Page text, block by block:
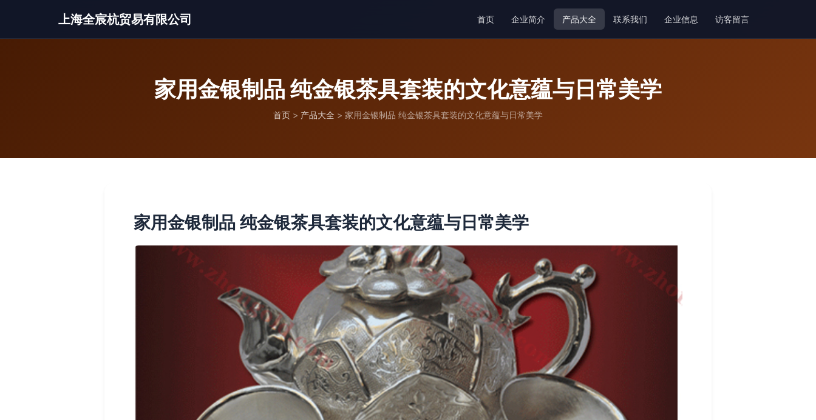
上海全宸杭贸易有限公司 首页 企业简介 产品大全 联系我们 企业信息 访客留言
家用金银制品 纯金银茶具套装的文化意蕴与日常美学
首页 > 产品大全 > 家用金银制品 纯金银茶具套装的文化意蕴与日常美学
家用金银制品 纯金银茶具套装的文化意蕴与日常美学